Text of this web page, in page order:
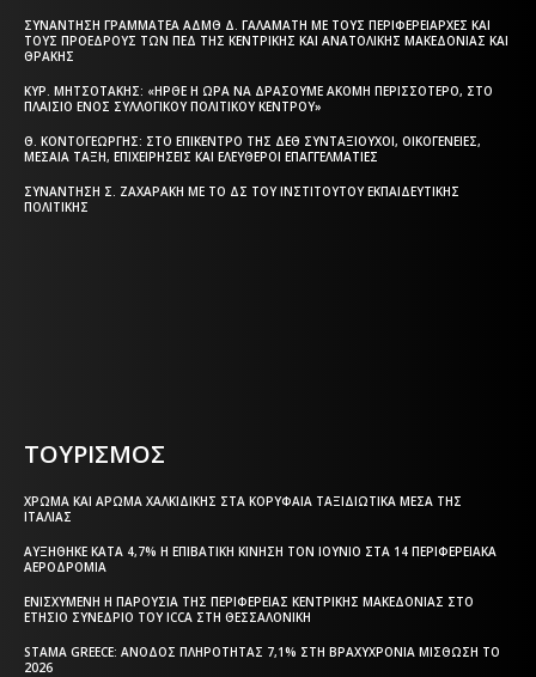
ΣΥΝΆΝΤΗΣΗ ΓΡΑΜΜΑΤΈΑ ΑΔΜΘ Δ. ΓΑΛΑΜΆΤΗ ΜΕ ΤΟΥΣ ΠΕΡΙΦΕΡΕΙΆΡΧΕΣ ΚΑΙ
ΤΟΥΣ ΠΡΟΈΔΡΟΥΣ ΤΩΝ ΠΕΔ ΤΗΣ ΚΕΝΤΡΙΚΉΣ ΚΑΙ ΑΝΑΤΟΛΙΚΉΣ ΜΑΚΕΔΟΝΊΑΣ ΚΑΙ
ΘΡΆΚΗΣ
ΚΥΡ. ΜΗΤΣΟΤΆΚΗΣ: «ΉΡΘΕ Η ΏΡΑ ΝΑ ΔΡΆΣΟΥΜΕ ΑΚΌΜΗ ΠΕΡΙΣΣΌΤΕΡΟ, ΣΤΟ
ΠΛΑΊΣΙΟ ΕΝΌΣ ΣΥΛΛΟΓΙΚΟΎ ΠΟΛΙΤΙΚΟΎ ΚΈΝΤΡΟΥ»
Θ. ΚΟΝΤΟΓΕΏΡΓΗΣ: ΣΤΟ ΕΠΊΚΕΝΤΡΟ ΤΗΣ ΔΕΘ ΣΥΝΤΑΞΙΟΎΧΟΙ, ΟΙΚΟΓΈΝΕΙΕΣ,
ΜΕΣΑΊΑ ΤΆΞΗ, ΕΠΙΧΕΙΡΉΣΕΙΣ ΚΑΙ ΕΛΕΎΘΕΡΟΙ ΕΠΑΓΓΕΛΜΑΤΊΕΣ
ΣΥΝΆΝΤΗΣΗ Σ. ΖΑΧΑΡΆΚΗ ΜΕ ΤΟ ΔΣ ΤΟΥ ΙΝΣΤΙΤΟΎΤΟΥ ΕΚΠΑΙΔΕΥΤΙΚΉΣ
ΠΟΛΙΤΙΚΉΣ
ΤΟΥΡΙΣΜΟΣ
ΧΡΏΜΑ ΚΑΙ ΆΡΩΜΑ ΧΑΛΚΙΔΙΚΉΣ ΣΤΑ ΚΟΡΥΦΑΊΑ ΤΑΞΙΔΙΩΤΙΚΆ ΜΈΣΑ ΤΗΣ
ΙΤΑΛΊΑΣ
ΑΥΞΉΘΗΚΕ ΚΑΤΆ 4,7% Η ΕΠΙΒΑΤΙΚΉ ΚΊΝΗΣΗ ΤΟΝ ΙΟΎΝΙΟ ΣΤΑ 14 ΠΕΡΙΦΕΡΕΙΑΚΆ
ΑΕΡΟΔΡΌΜΙΑ
ΕΝΙΣΧΥΜΈΝΗ Η ΠΑΡΟΥΣΊΑ ΤΗΣ ΠΕΡΙΦΈΡΕΙΑΣ ΚΕΝΤΡΙΚΉΣ ΜΑΚΕΔΟΝΊΑΣ ΣΤΟ
ΕΤΉΣΙΟ ΣΥΝΈΔΡΙΟ ΤΟΥ ICCA ΣΤΗ ΘΕΣΣΑΛΟΝΊΚΗ
STAMA GREECE: ΆΝΟΔΟΣ ΠΛΗΡΌΤΗΤΑΣ 7,1% ΣΤΗ ΒΡΑΧΥΧΡΌΝΙΑ ΜΊΣΘΩΣΗ ΤΟ
2026